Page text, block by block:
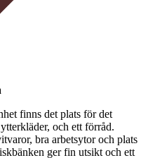
finns det plats för det
och ett förråd.
bra arbetsytor och plats
ger fin utsikt och ett